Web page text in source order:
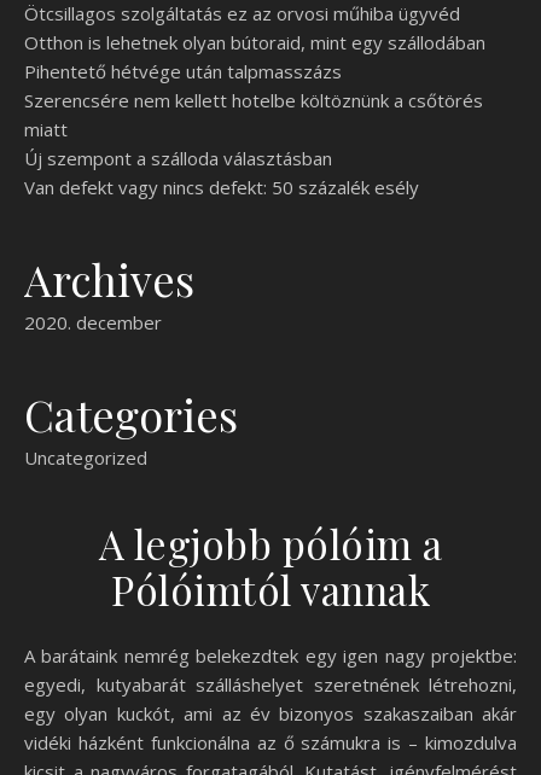
Ötcsillagos szolgáltatás ez az orvosi műhiba ügyvéd
Otthon is lehetnek olyan bútoraid, mint egy szállodában
Pihentető hétvége után talpmasszázs
Szerencsére nem kellett hotelbe költöznünk a csőtörés
miatt
Új szempont a szálloda választásban
Van defekt vagy nincs defekt: 50 százalék esély
Archives
2020. december
Categories
Uncategorized
A legjobb pólóim a
Pólóimtól vannak
A barátaink nemrég belekezdtek egy igen nagy projektbe:
egyedi, kutyabarát szálláshelyet szeretnének létrehozni,
egy olyan kuckót, ami az év bizonyos szakaszaiban akár
vidéki házként funkcionálna az ő számukra is – kimozdulva